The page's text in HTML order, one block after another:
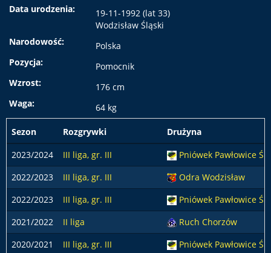
Data urodzenia:
19-11-1992 (lat 33)
Wodzisław Śląski
Narodowość:
Polska
Pozycja:
Pomocnik
Wzrost:
176 cm
Waga:
64 kg
Sezon Rozgrywki
Drużyna
2023/2024
III liga, gr. III
Pniówek Pawłowice
2022/2023
III liga, gr. III
Odra Wodzisław
2022/2023
III liga, gr. III
Pniówek Pawłowice
2021/2022
II liga
Ruch Chorzów
2020/2021
III liga, gr. III
Pniówek Pawłowice